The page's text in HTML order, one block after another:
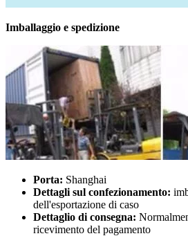
Imballaggio e spedizione
Porta: Shanghai
Dettagli sul confezionamento:
dell'esportazione di caso
Dettaglio di consegna:
ricevimento del pagamento